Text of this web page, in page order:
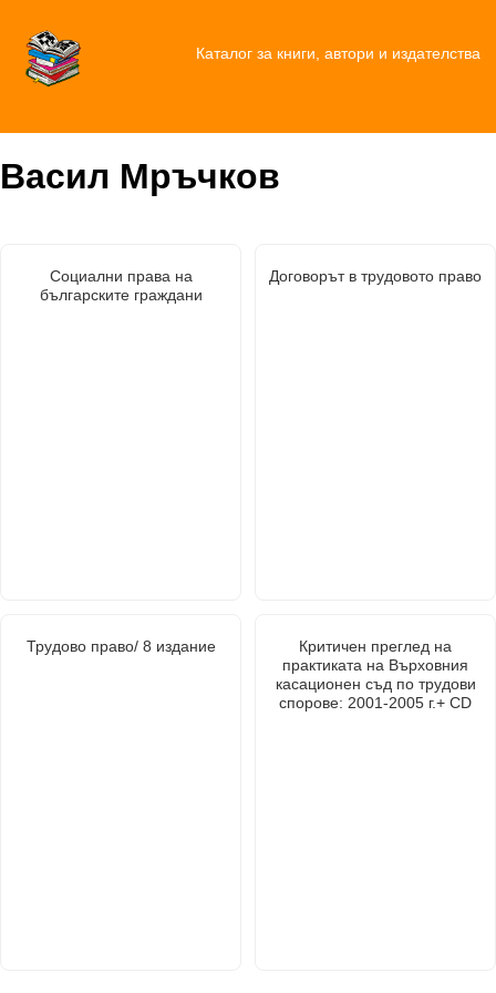
Каталог за книги, автори и издателства
Васил Мръчков
Социални права на
българските граждани
Договорът в трудовото право
Трудово право/ 8 издание
Критичен преглед на
практиката на Върховния
касационен съд по трудови
спорове: 2001-2005 г.+ CD